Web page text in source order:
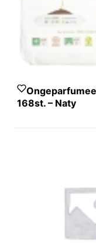
168st. – Naty